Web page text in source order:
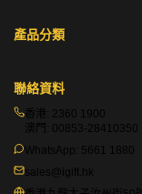
問：T 恤訂製最少
別適合個人化禮品
於多個因素計算，
（絲印版費可攤分
產品分類
聯絡資料
香港: 2360 1900
澳門: 00853-28410350
WhatsApp: 5661 1880
sales@igift.hk